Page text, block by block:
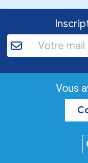
Vous